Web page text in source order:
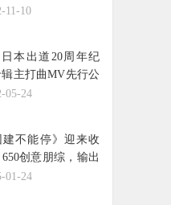
出发
11-10
本出道20周年纪
主打曲MV先行公
发热议！
05-24
建不能停》迎来收
创意朋综，输出
情绪价值
01-24